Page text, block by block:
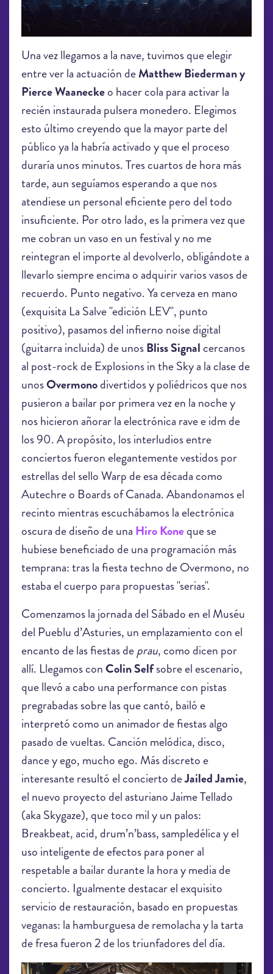
Una vez llegamos a la nave, tuvimos que elegir
entre ver la actuación deMatthew Biederman y
Pierce Waaneckeo hacer cola para activar la
recién instaurada pulsera monedero. Elegimos
esto último creyendo que la mayor parte del
público ya la habría activado y que el proceso
duraría unos minutos. Tres cuartos de hora más
tarde, aun seguíamos esperando a que nos
atendiese un personal eficiente pero del todo
insuficiente. Por otro lado, es la primera vez que
me cobran un vaso en un festival y no me
reintegran el importe al devolverlo, obligándote a
llevarlo siempre encima o adquirir varios vasos de
recuerdo. Punto negativo. Ya cerveza en mano
(exquisita La Salve "edición LEV", punto
positivo), pasamos del infierno noise digital
(guitarra incluida) de unosBliss Signal cercanos
al post-rock de Explosions in the Sky a la clase de
unosOvermonodivertidos y poliédricos que nos
pusieron a bailar por primera vez en la noche y
nos hicieron añorar la electrónica rave e idm de
los 90. A propósito, los interludios entre
conciertos fueron elegantemente vestidos por
estrellas del sello Warp de esa década como
Autechre o Boards of Canada. Abandonamos el
recinto mientras escuchábamos la electrónica
oscura de diseño de una Hiro Koneque se
hubiese beneficiado de una programación más
temprana: tras la fiesta techno de Overmono, no
estaba el cuerpo para propuestas "serias".
Comenzamos la jornada del Sábado en el Muséu
del Pueblu d’Asturies, un emplazamiento con el
encanto de las fiestas deprau, como dicen por
allí. Llegamos conColin Selfsobre el escenario,
que llevó a cabo una performance con pistas
pregrabadas sobre las que cantó, bailó e
interpretó como un animador de fiestas algo
pasado de vueltas. Canción melódica, disco,
dance y ego, mucho ego. Más discreto e
interesante resultó el concierto deJailed Jamie,
el nuevo proyecto del asturiano Jaime Tellado
(aka Skygaze), que toco mil y un palos:
Breakbeat, acid, drum’n’bass, sampledélica y el
uso inteligente de efectos para poner al
respetable a bailar durante la hora y media de
concierto. Igualmente destacar el exquisito
servicio de restauración, basado en propuestas
veganas: la hamburguesa de remolacha y la tarta
de fresa fueron 2 de los triunfadores del día.
LEV2019_Jailed Jamie_99089.jpg